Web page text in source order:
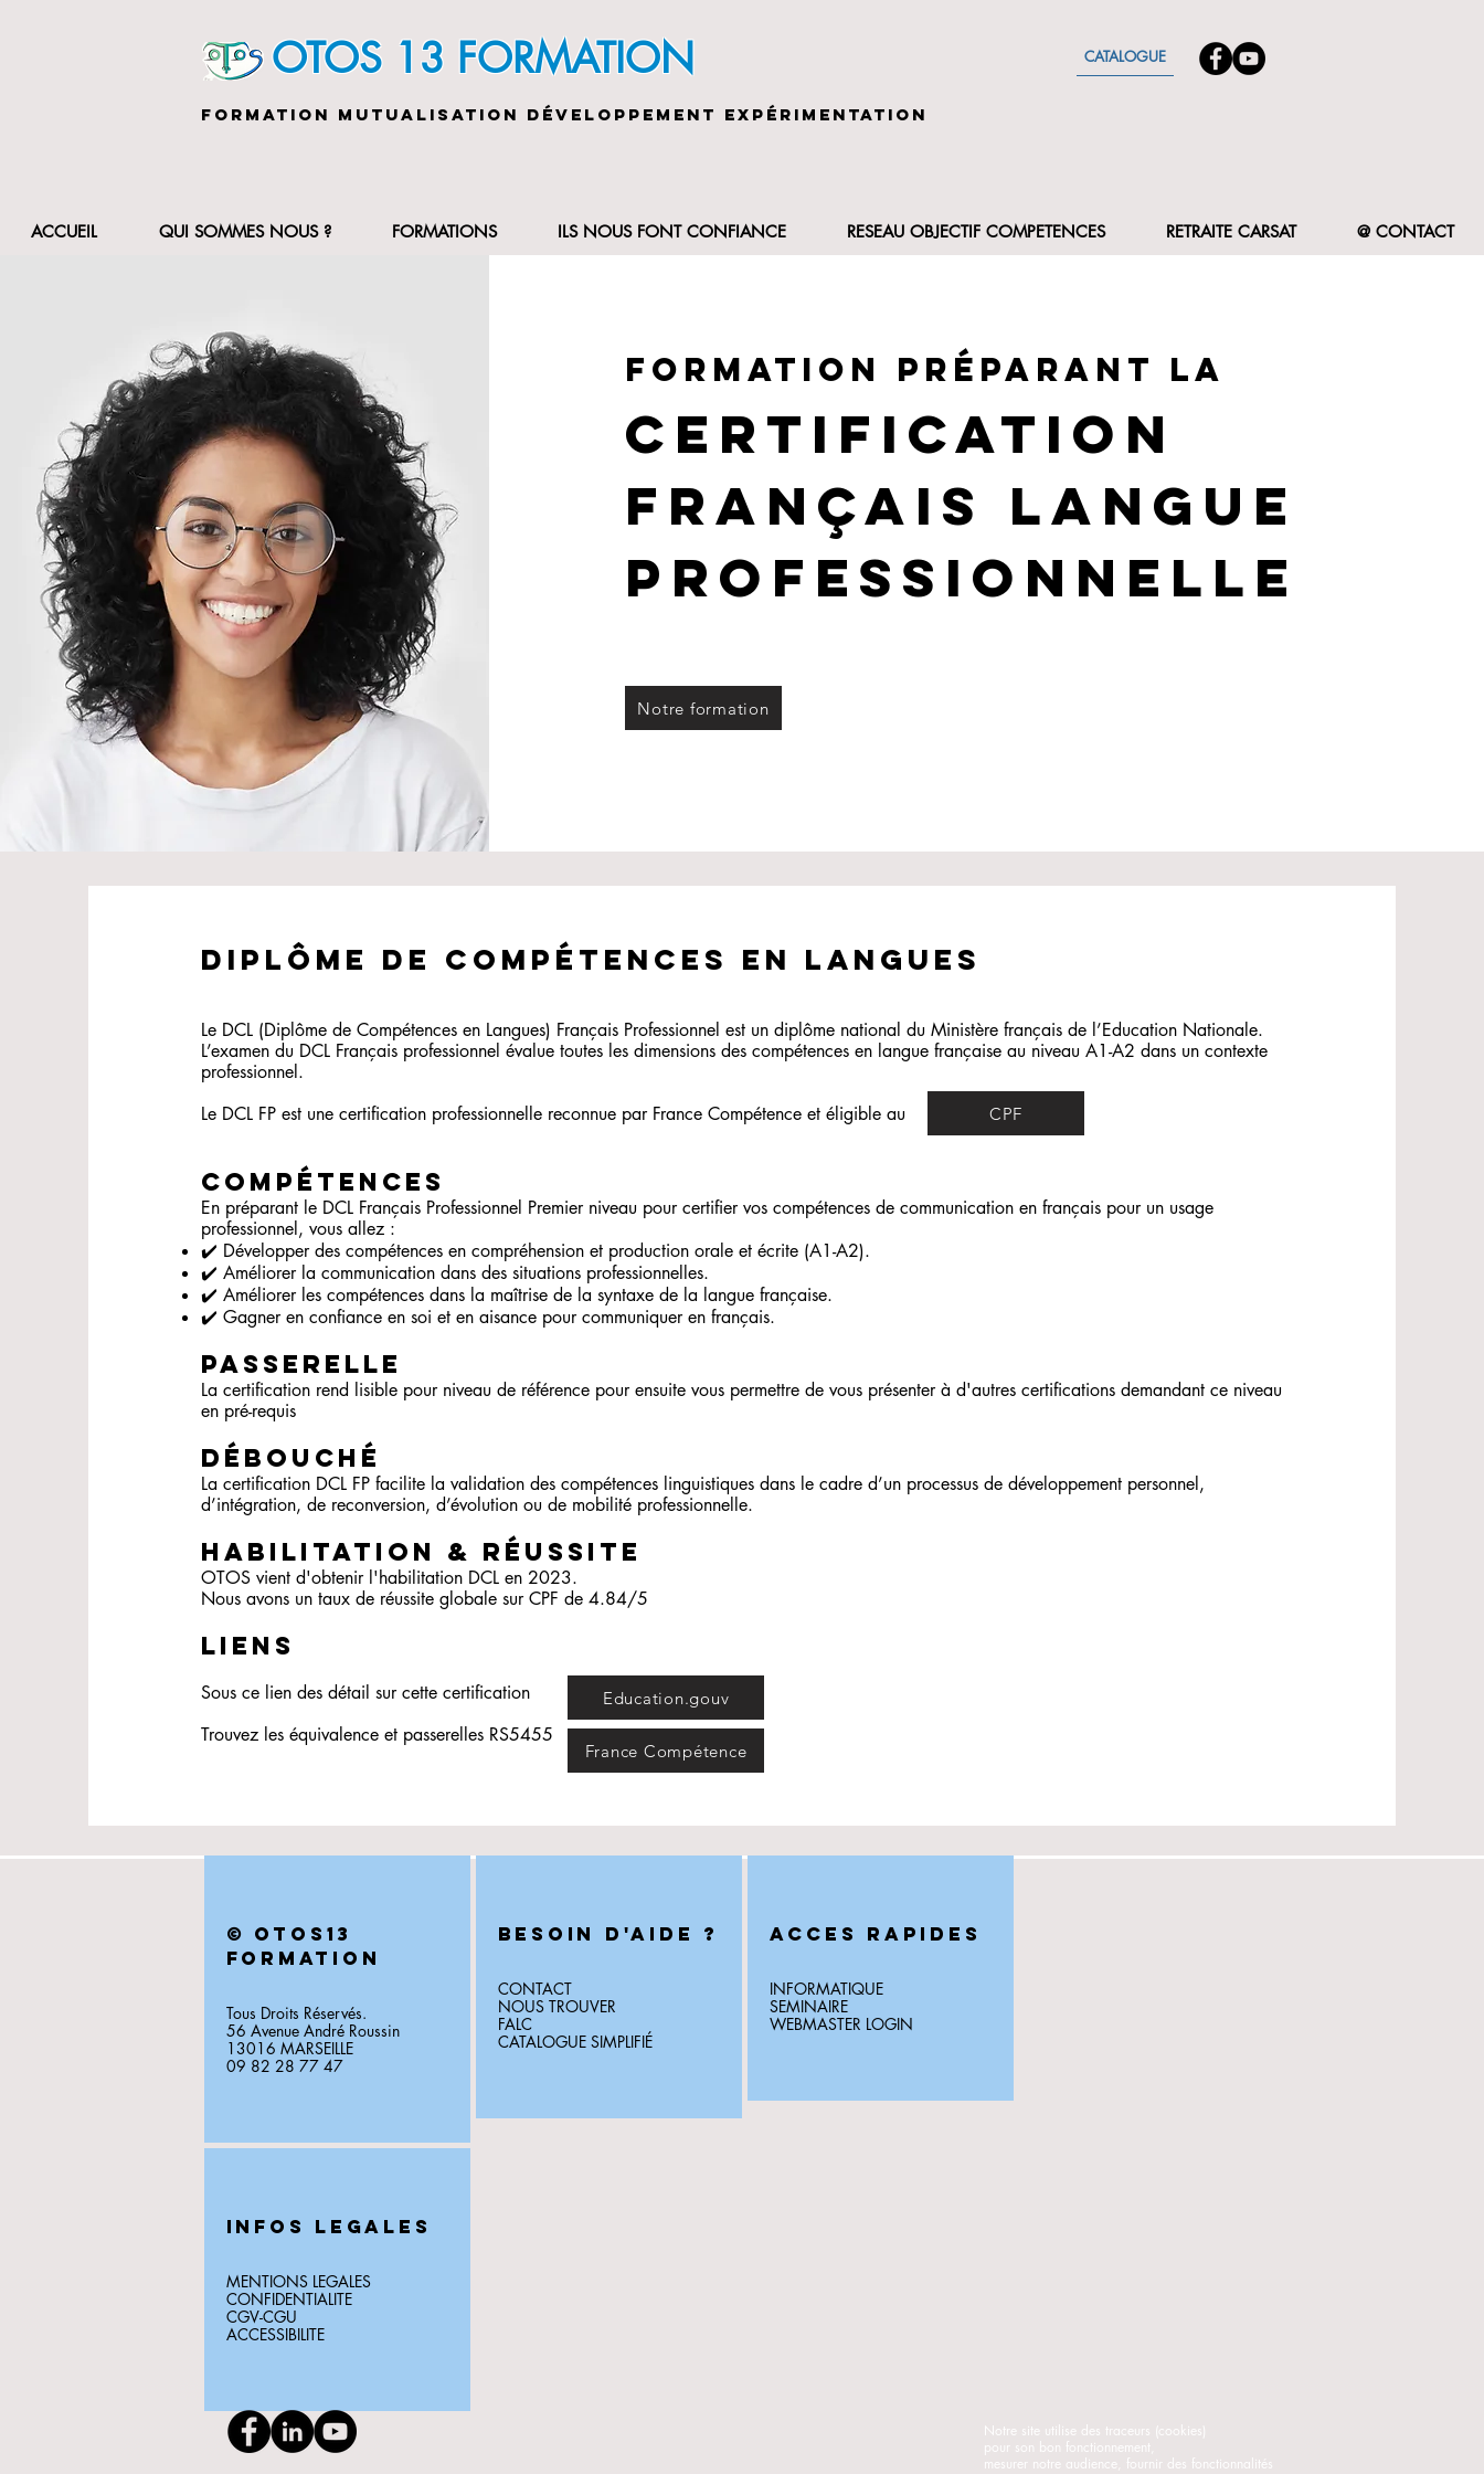
OTOS 13 FORMATION CATALOGUE
FORMATION MUTUALISATION DÉVELOPPEMENT EXPÉRIMENTATION
ACCUEIL QUI SOMMES NOUS ? FORMATIONS ILS NOUS FONT CONFIANCE RESEAU OBJECTIF COMPETENCES RETRAITE CARSAT @ CONTACT
Formation préparant la
certification
Français langue
professionnelle
Notre formation
Diplôme de compétences en langues
Le DCL (Diplôme de Compétences en Langues) Français Professionnel est un diplôme national du Ministère français de l’Education Nationale.
L’examen du DCL Français professionnel évalue toutes les dimensions des compétences en langue française au niveau A1-A2 dans un contexte
professionnel.
Le DCL FP est une certification professionnelle reconnue par France Compétence et éligible au
COMPÉTENCES
En préparant le DCL Français Professionnel Premier niveau pour certifier vos compétences de communication en français pour un usage
professionnel, vous allez :
✔️ Développer des compétences en compréhension et production orale et écrite (A1-A2).
✔️ Améliorer la communication dans des situations professionnelles.
✔️ Améliorer les compétences dans la maîtrise de la syntaxe de la langue française.
✔️ Gagner en confiance en soi et en aisance pour communiquer en français.
Passerelle
La certification rend lisible pour niveau de référence pour ensuite vous permettre de vous présenter à d'autres certifications demandant ce niveau
en pré-requis
Débouché
La certification DCL FP facilite la validation des compétences linguistiques dans le cadre d’un processus de développement personnel,
d’intégration, de reconversion, d’évolution ou de mobilité professionnelle.
HABILITATION & réussite
OTOS vient d'obtenir l'habilitation DCL en 2023. ​
Nous avons un taux de réussite globale sur CPF de 4.84/5
LIENS
Sous ce lien des détail sur cette certification
Trouvez les équivalence et passerelles RS5455
CPF
France Compétence
Education.gouv
© OTOS13
FORMATION
Tous Droits Réservés.
56 Avenue André Roussin
13016 MARSEILLE
09 82 28 77 47
BESOIN D'AIDE ?
CONTACT
NOUS TROUVER
FALC
CATALOGUE SIMPLIFIÉ
ACCES RAPIDES
INFORMATIQUE
SEMINAIRE
WEBMASTER LOGIN
INFOS LEGALES
MENTIONS LEGALES
CONFIDENTIALITE
CGV-CGU
ACCESSIBILITE
Notre site utilise des traceurs (cookies)
pour son bon fonctionnement,
mesurer notre audience, fournir des fonctionnalités